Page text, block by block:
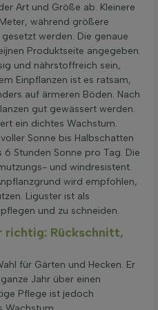
Art und Größe ab. Kleinere
während größere
werden. Die genaue
Produktseite angegeben.
und nährstoffreich sein,
Einpflanzen ist es ratsam,
auf ärmeren Böden. Nach
gut gewässert werden.
ein dichtes Wachstum.
Sonne bis Halbschatten
Stunden Sonne pro Tag. Die
und windresistent.
wird empfohlen,
Liguster ist als
und zu schneiden.
richtig: Rückschnitt,
für Gärten und Hecken. Er
Jahr über einen
Pflege ist jedoch